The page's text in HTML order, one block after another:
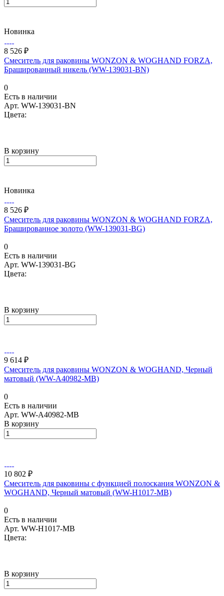
Новинка
8 526 ₽
Смеситель для раковины WONZON & WOGHAND FORZA,
Брашированный никель (WW-139031-BN)
0
Есть в наличии
Арт. WW-139031-BN
Цвета:
В корзину
Новинка
8 526 ₽
Смеситель для раковины WONZON & WOGHAND FORZA,
Брашированное золото (WW-139031-BG)
0
Есть в наличии
Арт. WW-139031-BG
Цвета:
В корзину
9 614 ₽
Смеситель для раковины WONZON & WOGHAND, Черный
матовый (WW-A40982-MB)
0
Есть в наличии
Арт. WW-A40982-MB
В корзину
10 802 ₽
Смеситель для раковины с функцией полоскания WONZON &
WOGHAND, Черный матовый (WW-H1017-MB)
0
Есть в наличии
Арт. WW-H1017-MB
Цвета:
В корзину